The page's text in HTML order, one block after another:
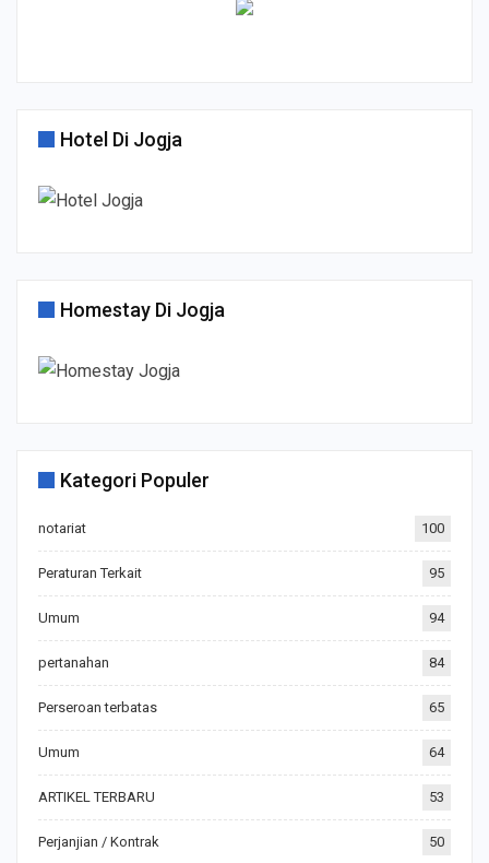
Hotel Di Jogja
Homestay Di Jogja
Kategori Populer
notariat 100
Peraturan Terkait 95
Umum 94
pertanahan 84
Perseroan terbatas 65
Umum 64
ARTIKEL TERBARU 53
Perjanjian / Kontrak 50